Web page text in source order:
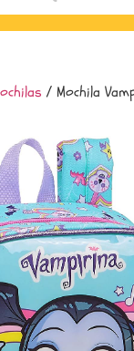
/ Mochila